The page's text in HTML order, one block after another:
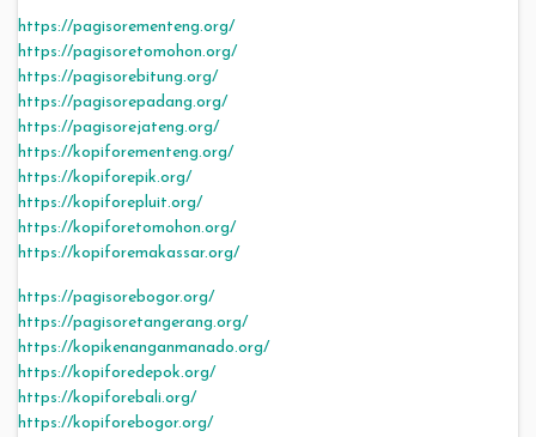
https://pagisorementeng.org/
https://pagisoretomohon.org/
https://pagisorebitung.org/
https://pagisorepadang.org/
https://pagisorejateng.org/
https://kopiforementeng.org/
https://kopiforepik.org/
https://kopiforepluit.org/
https://kopiforetomohon.org/
https://kopiforemakassar.org/
https://pagisorebogor.org/
https://pagisoretangerang.org/
https://kopikenanganmanado.org/
https://kopiforedepok.org/
https://kopiforebali.org/
https://kopiforebogor.org/